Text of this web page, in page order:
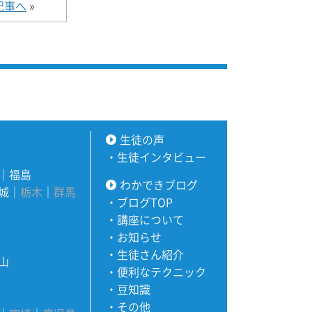
事へ »
福島
｜栃木 ｜群馬
生徒の声
・ 生徒インタビュー
わかできブログ
・ ブログTOP
・ 講座について
・ お知らせ
・ 生徒さん紹介
・ 便利なテクニック
・ 豆知識
・ その他